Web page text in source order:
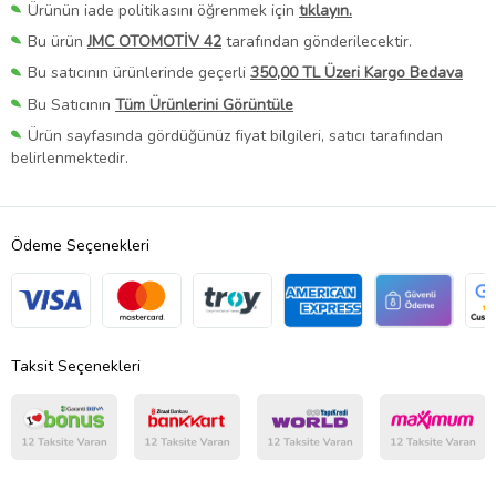
Ürünün iade politikasını öğrenmek için tıklayın.
Bu ürünJMC OTOMOTİV 42 tarafından gönderilecektir.
Bu satıcının ürünlerinde geçerli 350,00 TL Üzeri Kargo Bedava
Bu Satıcının Tüm Ürünlerini Görüntüle
Ürün sayfasında gördüğünüz fiyat bilgileri, satıcı tarafından
belirlenmektedir.
Ödeme Seçenekleri
Taksit Seçenekleri